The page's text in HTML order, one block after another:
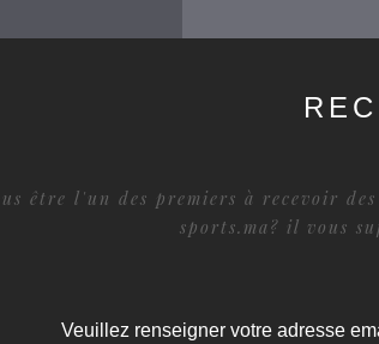
être l'un des premiers à recevoir
sports.ma? il vous